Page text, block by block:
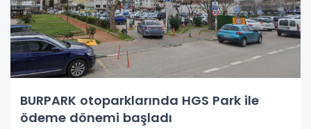
BURPARK otoparklarında HGS Park ile
ödeme dönemi başladı